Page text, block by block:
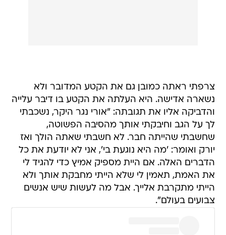
צרפתי ראתה כמובן גם את הקטע המדובר ולא
נשארה אדישה. היא העלתה את הקטע בו דיבר עלייה
והדביקה אליו את תגובתה: "אורי נגר היקר, נשכבתי
לך על הגב וחיבקתי אותך מהסיבה הפשוטה,
שחשבתי שהייתה חבר. לא חשבתי שאתה הולך ואז
יורק ואומר: 'מה היא נוגעת בי', אני לא יודעת את כל
הדברים האלה. אם היית מספיק אמיץ כדי להגיד לי
את האמת, תאמין לי שלא הייתי מחבקת אותך ולא
הייתי מתקרבת אלייך. אבל מה לעשות שיש אנשים
צבועים בעולם".